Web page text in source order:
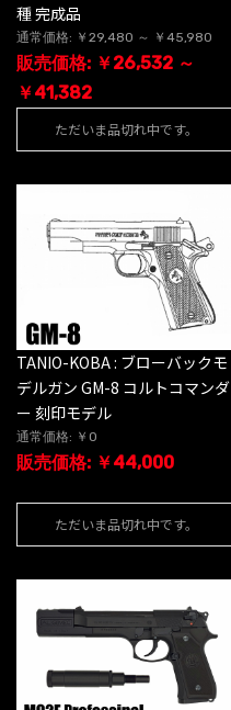
種 完成品
通常価格: ￥29,480 ～ ￥45,980
販売価格: ￥26,532 ～
￥41,382
ただいま品切れ中です。
TANIO-KOBA : ブローバックモ
デルガン GM-8 コルトコマンダ
ー 刻印モデル
通常価格: ￥0
販売価格: ￥44,000
ただいま品切れ中です。